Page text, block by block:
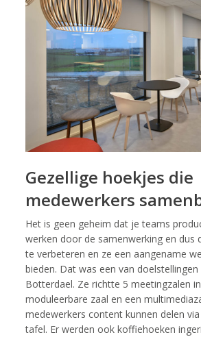
Gezellige hoekjes die
medewerkers
Het is geen geheim dat je teams
werken door de samenwerking en dus
te verbeteren en ze een aangename
bieden. Dat was een van doelstellingen
Botterdael. Ze richtte 5 meetingzalen
moduleerbare zaal en een
medewerkers content kunnen delen
tafel. Er werden ook koffiehoeken